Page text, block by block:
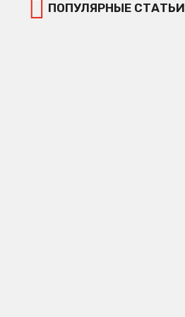
ПОПУЛЯРНЫЕ СТАТЬИ